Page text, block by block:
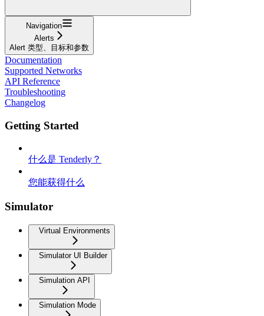
Navigation
Alerts
Alert 类型、目标和参数
Documentation
Supported Networks
API Reference
Troubleshooting
Changelog
Getting Started
什么是 Tenderly？
您能获得什么
Simulator
Virtual Environments
Simulator UI Builder
Simulation API
Simulation Mode